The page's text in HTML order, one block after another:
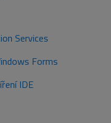
Services
Forms
IDE